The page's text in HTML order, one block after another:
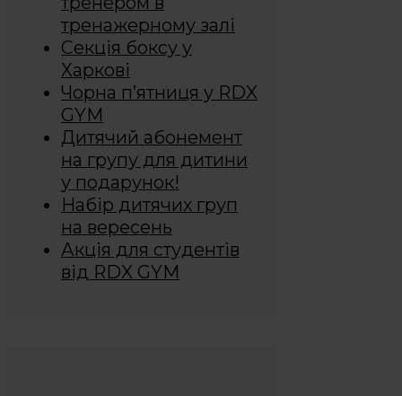
тренажерному залі
Секція боксу у
Харкові
Чорна п’ятниця у RDX
GYM
Дитячий абонемент
на групу для дитини
у подарунок!
Набір дитячих груп
на вересень
Акція для студентів
від RDX GYM